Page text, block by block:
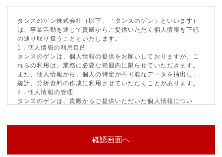
タンスのゲン株式会社（以下、「タンスのゲン」といいます）
は、事業活動を通じて貴殿からご提供いただく個人情報を下記
の通り取り扱うことといたします。
1．個人情報の利用目的
タンスのゲンは、個人情報の提供をお願いしておりますが、こ
れらの利用は、業務に必要な範囲内に限らせていただきます。
また、個人情報から、個人の特定が不可能なデータを抽出し、
統計、分析資料の作成に利用させていただくことがあります。
2．個人情報の管理
タンスのゲンは、貴殿からご提供いただいた個人情報につい
提供いただいた個人情報を第三者に対して開示しないものとい
4．個人情報の照会・訂正・削除